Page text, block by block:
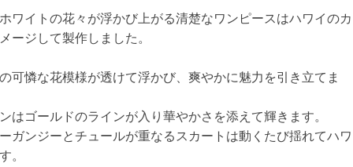
ワイトの花々が浮かび上がる清楚なワンピースはハワイのカ
ージして製作しました。
可憐な花模様が透けて浮かび、爽やかに魅力を引き立てま
はゴールドのラインが入り華やかさを添えて輝きます。
ガンジーとチュールが重なるスカートは動くたび揺れてハワ
。